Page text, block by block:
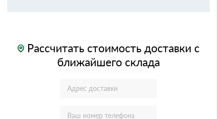
Рассчитать стоимость доставки с
ближайшего склада